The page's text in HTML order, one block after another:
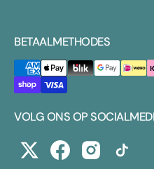
BETAALMETHODES
VOLG ONS OP